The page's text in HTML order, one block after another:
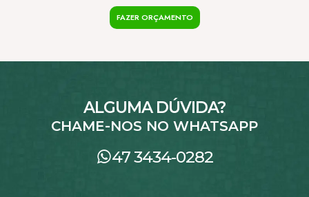
FAZER ORÇAMENTO
ALGUMA DÚVIDA?
CHAME-NOS NO WHATSAPP
47 3434-0282